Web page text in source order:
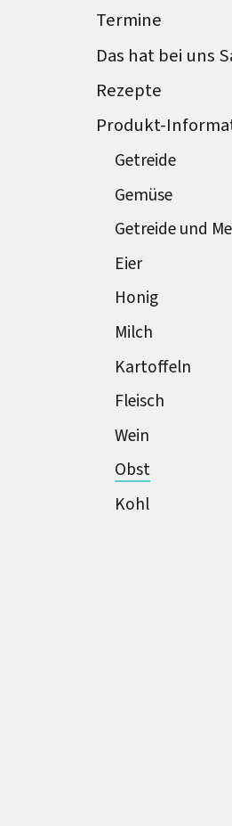
Termine
Das hat bei uns
Rezepte
Produkt-
Getreide
Gemüse
Getreide und
Eier
Honig
Milch
Kartoffeln
Fleisch
Wein
Obst
Kohl